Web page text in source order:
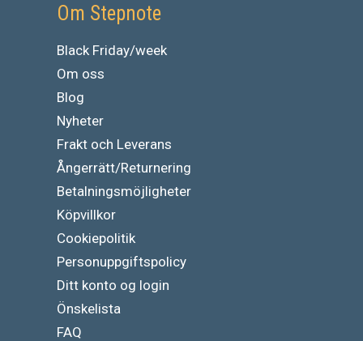
Om Stepnote
Black Friday/week
Om oss
Blog
Nyheter
Frakt och Leverans
Ångerrätt/Returnering
Betalningsmöjligheter
Köpvillkor
Cookiepolitik
Personuppgiftspolicy
Ditt konto og login
Önskelista
FAQ